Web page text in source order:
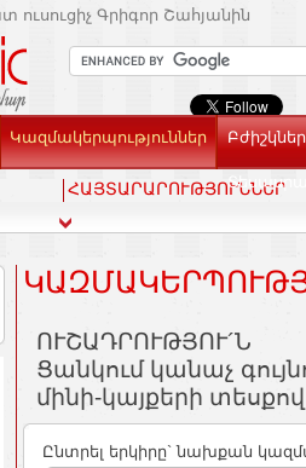
ուսուցիչ Գրիգոր Շահյանին
Կազմակերպություններ Բժիշկներ
ՀԱՅՏԱՐԱՐՈՒԹՅՈՒՆՆԵՐ
ՈՒՇԱԴՐՈՒԹՅՈՒ´Ն
Ցանկում կանաչ
մինի-կայքերի
Ընտրել երկիրը` նախքան